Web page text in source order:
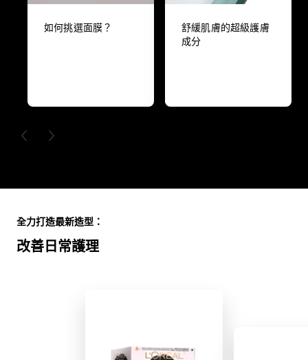
如何挑選面膜？
舒緩肌膚的超級護膚
成分
PREVIOUS CARD
NEXT CARD
改善日常護理
全力打造最新造型：